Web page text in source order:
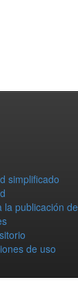
simplificado
la publicación de
de uso